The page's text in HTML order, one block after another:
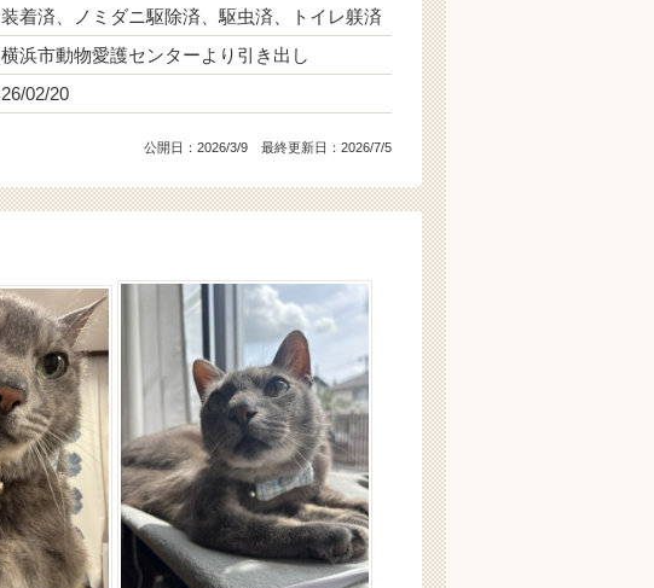
装着済、ノミダニ駆除済、駆虫済、トイレ躾済
横浜市動物愛護センターより引き出し
26/02/20
公開日： 2026/3/9 最終更新日：2026/7/5